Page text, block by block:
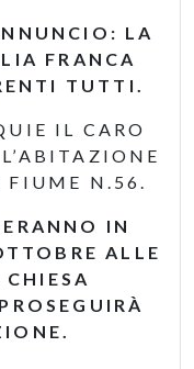
LA
FRANCA
TUTTI.
IL CARO
FIUME N.56.
IN
ALLE